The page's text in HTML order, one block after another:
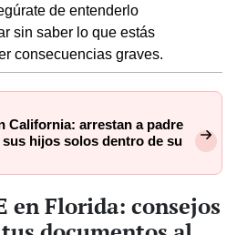
de entenderlo
sin saber lo que estás
consecuencias graves.
California: arrestan a padre
hijos solos dentro de su
en Florida: consejos